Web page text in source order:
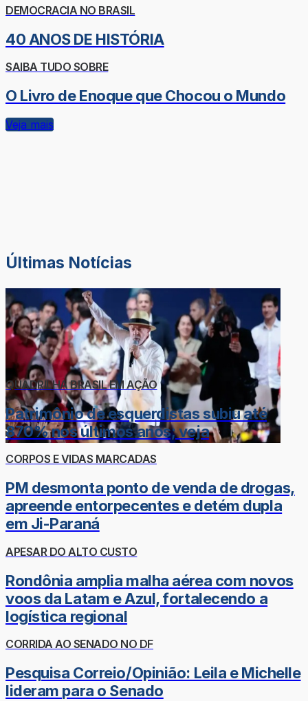
DEMOCRACIA NO BRASIL
40 ANOS DE HISTÓRIA
SAIBA TUDO SOBRE
O Livro de Enoque que Chocou o Mundo
Veja mais
Últimas Notícias
QUADRILHA BRASIL EM AÇÃO
Patrimônio de esquerdistas subiu até
870% nos últimos anos; veja
CORPOS E VIDAS MARCADAS
PM desmonta ponto de venda de drogas,
apreende entorpecentes e detém dupla
em Ji-Paraná
APESAR DO ALTO CUSTO
Rondônia amplia malha aérea com novos
voos da Latam e Azul, fortalecendo a
logística regional
CORRIDA AO SENADO NO DF
Pesquisa Correio/Opinião: Leila e Michelle
lideram para o Senado